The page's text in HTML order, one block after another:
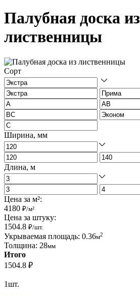
Палубная доска из
лиственницы
Сорт
Ширина, мм
Длина, м
Цена за м²:
4180 ₽/м²
Цена за штуку:
1504.8 ₽/шт.
Укрываемая площадь: 0.36м2
Толщина: 28мм
Итого
1504.8 ₽
1шт.